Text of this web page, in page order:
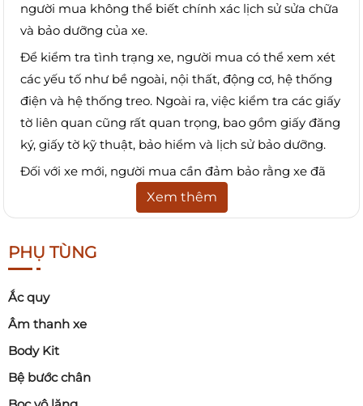
người mua không thể biết chính xác lịch sử sửa chữa
và bảo dưỡng của xe.
Để kiểm tra tình trạng xe, người mua có thể xem xét
các yếu tố như bề ngoài, nội thất, động cơ, hệ thống
điện và hệ thống treo. Ngoài ra, việc kiểm tra các giấy
tờ liên quan cũng rất quan trọng, bao gồm giấy đăng
ký, giấy tờ kỹ thuật, bảo hiểm và lịch sử bảo dưỡng.
Đối với xe mới, người mua cần đảm bảo rằng xe đã
qua kiểm định chất lượng đầy đủ và không có vấn đề
gì về kỹ thuật. Việc này có thể được thực hiện thông
phẩm và thử nghiệm lái thử.
người mua cần dành thời gian và công sức để kiểm
tra kỹ và đảm bảo rằng xe đáng giá với số tiền họ trả."
Xem thêm
PHỤ TÙNG
Ắc quy
Âm thanh xe
Body Kit
Bệ bước chân